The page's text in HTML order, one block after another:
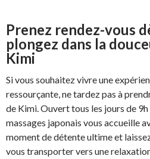
Prenez rendez-vous
plongez dans la
Kimi
Si vous souhaitez vivre une
ressourçante, ne tardez pas à
de Kimi. Ouvert tous les jours de
massages japonais vous accueille
moment de détente ultime et
vous transporter vers une